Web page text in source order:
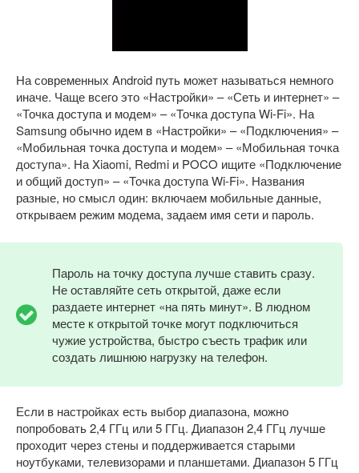
На современных Android путь может называться немного
иначе. Чаще всего это «Настройки» – «Сеть и интернет» –
«Точка доступа и модем» – «Точка доступа Wi-Fi». На
Samsung обычно идем в «Настройки» – «Подключения» –
«Мобильная точка доступа и модем» – «Мобильная точка
доступа». На Xiaomi, Redmi и POCO ищите «Подключение
и общий доступ» – «Точка доступа Wi-Fi». Названия
разные, но смысл один: включаем мобильные данные,
открываем режим модема, задаем имя сети и пароль.
Пароль на точку доступа лучше ставить сразу.
Не оставляйте сеть открытой, даже если
раздаете интернет «на пять минут». В людном
месте к открытой точке могут подключиться
чужие устройства, быстро съесть трафик или
создать лишнюю нагрузку на телефон.
Если в настройках есть выбор диапазона, можно
попробовать 2,4 ГГц или 5 ГГц. Диапазон 2,4 ГГц лучше
проходит через стены и поддерживается старыми
ноутбуками, телевизорами и планшетами. Диапазон 5 ГГц